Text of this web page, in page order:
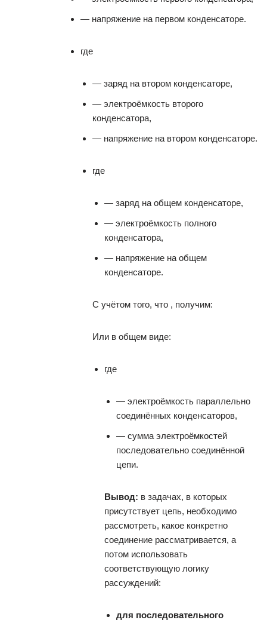
— напряжение на первом конденсаторе.
где
— заряд на втором конденсаторе,
— электроёмкость второго
конденсатора,
— напряжение на втором конденсаторе.
где
— заряд на общем конденсаторе,
— электроёмкость полного
конденсатора,
— напряжение на общем
конденсаторе.
С учётом того, что , получим:
Или в общем виде:
где
— электроёмкость параллельно
соединённых конденсаторов,
— сумма электроёмкостей
последовательно соединённой
цепи.
Вывод: в задачах, в которых
присутствует цепь, необходимо
рассмотреть, какое конкретно
соединение рассматривается, а
потом использовать
соответствующую логику
рассуждений:
для последовательного